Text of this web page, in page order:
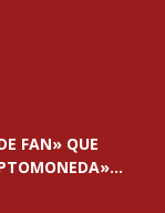
FAN» QUE